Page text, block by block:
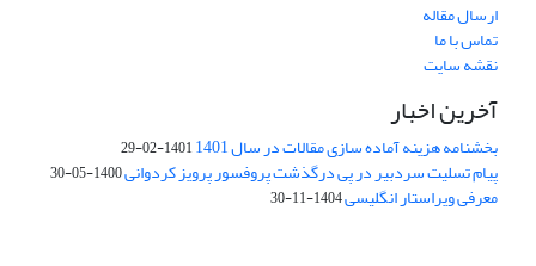
ارسال مقاله
تماس با ما
نقشه سایت
آخرین اخبار
بخشنامه هزینه آماده سازی مقالات در سال 1401 1401-02-29
پیام تسلیت سردبیر در پی درگذشت پروفسور پرویز کردوانی1400-05-30
معرفی ویراستار انگلیسی1404-11-30